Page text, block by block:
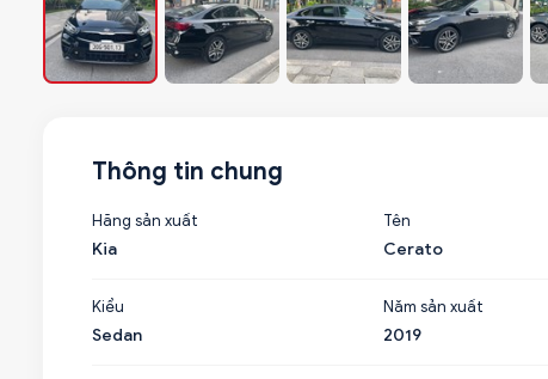
Thông tin chung
Hãng sản xuất
Kia
Tên
Cerato
Kiểu
Sedan
Năm sản xuất
2019